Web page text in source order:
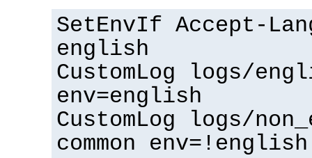
SetEnvIf Accept-
english
CustomLog logs/
env=english
CustomLog logs/
common env=!english